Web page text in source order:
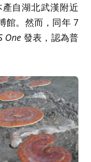
自湖北武漢附近
館。然而，同年 7
One發表，認為普